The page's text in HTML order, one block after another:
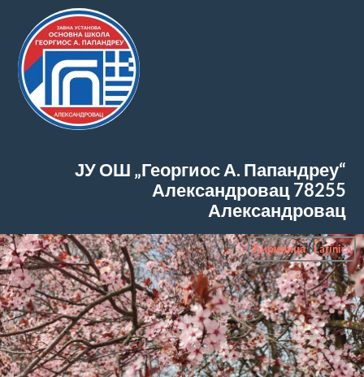
ЈУ ОШ „Георгиос А. Папандреу“
Александровац78255
Александровац
Ћирилица|Latinica